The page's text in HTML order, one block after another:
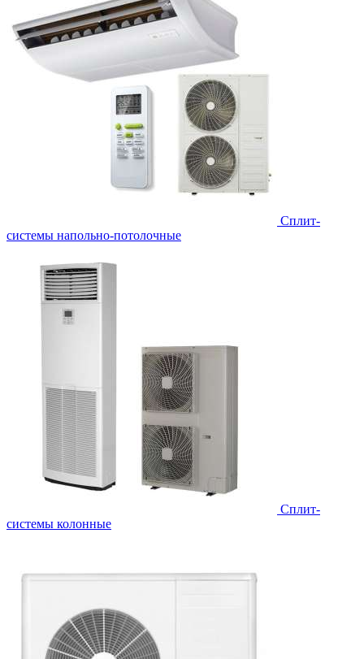
Сплит-
системы напольно-потолочные
Cплит-
системы колонные